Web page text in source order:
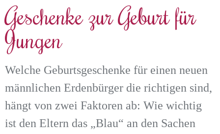
Geschenke zur Geburt für
Jungen
Welche Geburtsgeschenke für einen neuen
männlichen Erdenbürger die richtigen sind,
hängt von zwei Faktoren ab: Wie wichtig
ist den Eltern das „Blau“ an den Sachen